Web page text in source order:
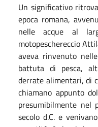
Un significativo
epoca romana,
nelle acque al
motopeschereccio
aveva rinvenuto
battuta di pesca,
derrate alimentari, di
chiamano appunto
presumibilmente
secolo d.C. e